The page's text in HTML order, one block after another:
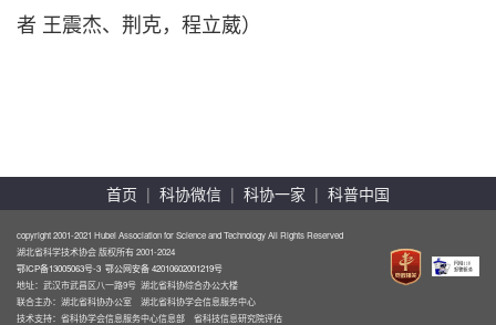
者 王震杰、荆克，程立葳）
首页 | 科协微信 | 科协一家 | 科普中国
copyright 2001-2021 Hubei Association for Science and Technology All Rights Reserved
湖北省科学技术协会 版权所有 2001-2024
鄂ICP备13005063号-3 鄂公网安备 42010602001219号
地址：武汉市武昌区八一路9号 湖北省科协综合办公大楼
联合主办：湖北省科协办公室 湖北省科协学会信息服务中心
技术支持：省科协学会信息服务中心信息部 省科技信息研究院评估